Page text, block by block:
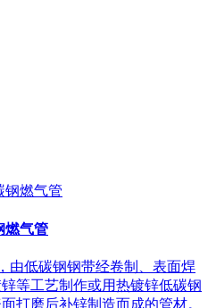
燃气管
由低碳钢钢带经卷制、表面焊
等工艺制作或用热镀锌低碳钢
打磨后补锌制造而成的管材。